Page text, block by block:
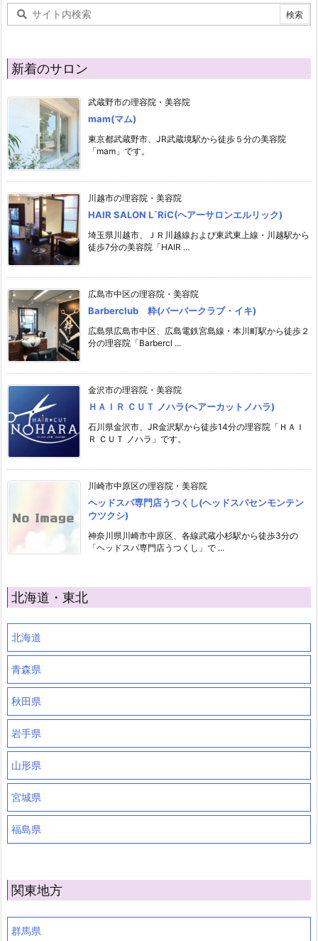
新着のサロン
武蔵野市の理容院・美容院
mam(マム)
東京都武蔵野市、JR武蔵境駅から徒歩５分の美容院
「mam」です。
川越市の理容院・美容院
HAIR SALON L`RiC(ヘアーサロンエルリック)
埼玉県川越市、ＪＲ川越線および東武東上線・川越駅から
徒歩7分の美容院「HAIR ...
広島市中区の理容院・美容院
Barberclub 粋(バーバークラブ・イキ)
広島県広島市中区、広島電鉄宮島線・本川町駅から徒歩２
分の理容院「Barbercl ...
金沢市の理容院・美容院
ＨＡＩＲ ＣＵＴ ノハラ(ヘアーカットノハラ)
石川県金沢市、JR金沢駅から徒歩14分の理容院「ＨＡＩ
Ｒ ＣＵＴ ノハラ」です。
川崎市中原区の理容院・美容院
ヘッドスパ専門店うつくし(ヘッドスパセンモンテン
ウツクシ)
神奈川県川崎市中原区、各線武蔵小杉駅から徒歩3分の
「ヘッドスパ専門店うつくし」で ...
北海道・東北
北海道
青森県
秋田県
岩手県
山形県
宮城県
福島県
関東地方
群馬県